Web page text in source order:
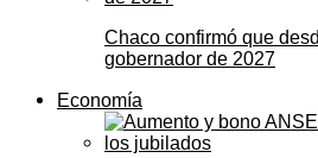
Chaco confirmó que
gobernador de 2027
Economía